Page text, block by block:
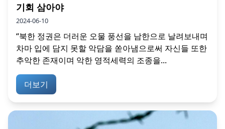
기회 삼아야
2024-06-10
“북한 정권은 더러운 오물 풍선을 남한으로 날려보내며
차마 입에 담지 못할 악담을 쏟아냄으로써 자신들 또한
추악한 존재이며 악한 영적세력의 조종을...
더보기